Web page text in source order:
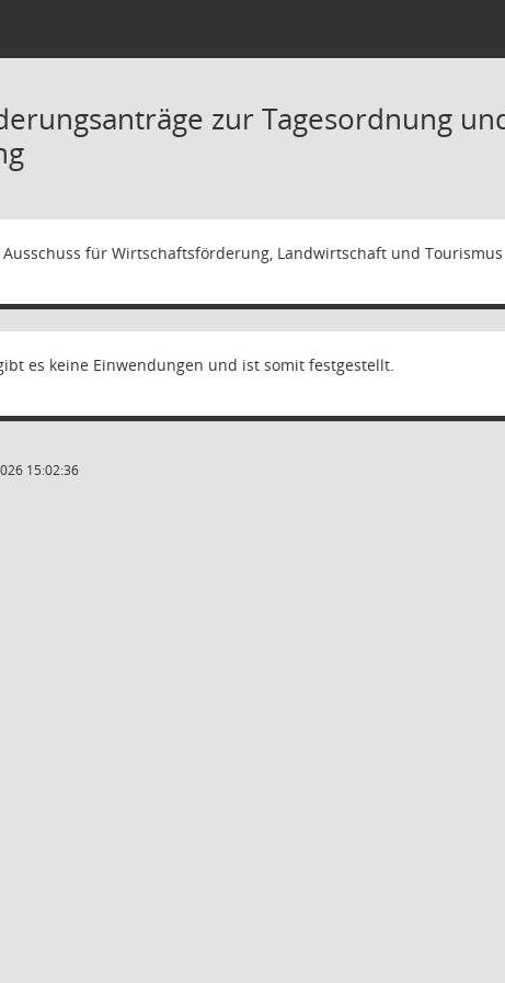
zur Tagesordnung
Ausschuss für Wirtschaftsförderung, Landwirtschaft und Tourismus
es keine Einwendungen und ist somit festgestellt.
15:02:36